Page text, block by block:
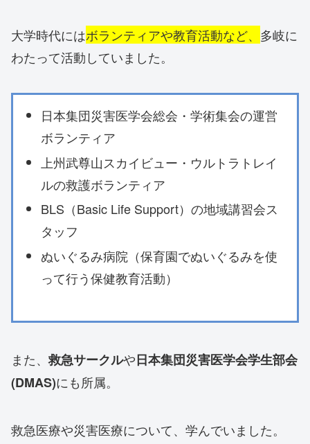
大学時代にはボランティアや教育活動など、 多岐に
わたって活動していました。
日本集団災害医学会総会・学術集会の運営
ボランティア
上州武尊山スカイビュー・ウルトラトレイ
ルの救護ボランティア
BLS（Basic Life Support）の地域講習会ス
タッフ
ぬいぐるみ病院（保育園でぬいぐるみを使
って行う保健教育活動）
また、救急サークルや日本集団災害医学会学生部会
(DMAS)にも所属。
救急医療や災害医療について、学んでいました。